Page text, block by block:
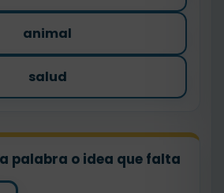
animal
salud
palabra o idea que falta